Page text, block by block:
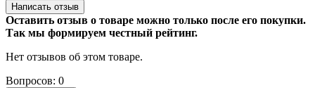
Написать отзыв
Оставить отзыв о товаре можно только после его покупки.
Так мы формируем честный рейтинг.
Нет отзывов об этом товаре.
Вопросов: 0